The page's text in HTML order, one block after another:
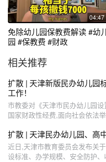
04:47
免除幼儿园保教费解读 #幼
园 #保教费 #财政
相关推荐
扩散 | 天津新版民办幼儿园
工作！
市教委对《天津市民办幼儿园
国家财政性经费,面向社会依法
扩散 | 天津民办幼儿园、高
近日,天津市教育委员会发布关
设标准、办学规模、安全防护